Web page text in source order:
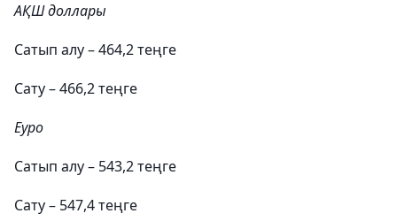
АҚШ доллары
Сатып алу – 464,2 теңге
Сату – 466,2 теңге
Еуро
Сатып алу – 543,2 теңге
Сату – 547,4 теңге